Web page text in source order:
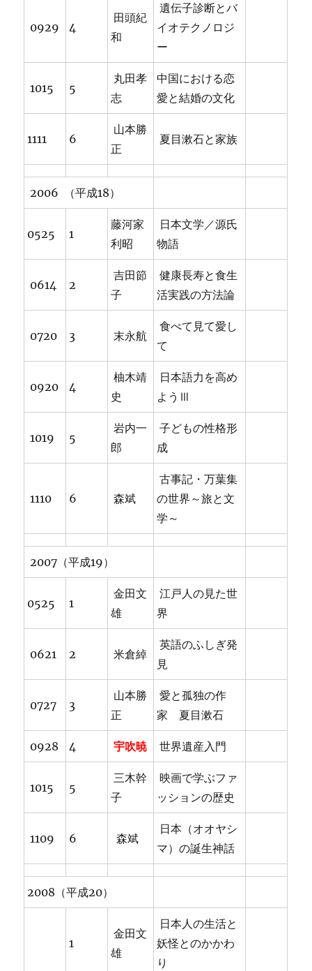
0929 4
田頭紀
和
遺伝子診断とバ
イオテクノロジ
ー
1015 5
丸田孝
志
中国における恋
愛と結婚の文化
1111 6
山本勝
正
夏目漱石と家族
2006 （平成18）
0525 1
藤河家
利昭
日本文学／源氏
物語
0614 2
吉田節
子
健康長寿と食生
活実践の方法論
0720 3 末永航
食べて見て愛し
て
0920 4
柚木靖
史
日本語力を高め
ようⅢ
1019 5
岩内一
郎
子どもの性格形
成
1110 6 森斌
古事記・万葉集
の世界～旅と文
学～
2007（平成19）
0525 1
金田文
雄
江戸人の見た世
界
0621 2 米倉綽
英語のふしぎ発
見
0727 3
山本勝
正
愛と孤独の作
家 夏目漱石
0928 4 宇吹暁 世界遺産入門
1015 5
三木幹
子
映画で学ぶファ
ッションの歴史
1109 6 森斌
日本（オオヤシ
マ）の誕生神話
2008（平成20）
1
金田文
雄
日本人の生活と
妖怪とのかかわ
り